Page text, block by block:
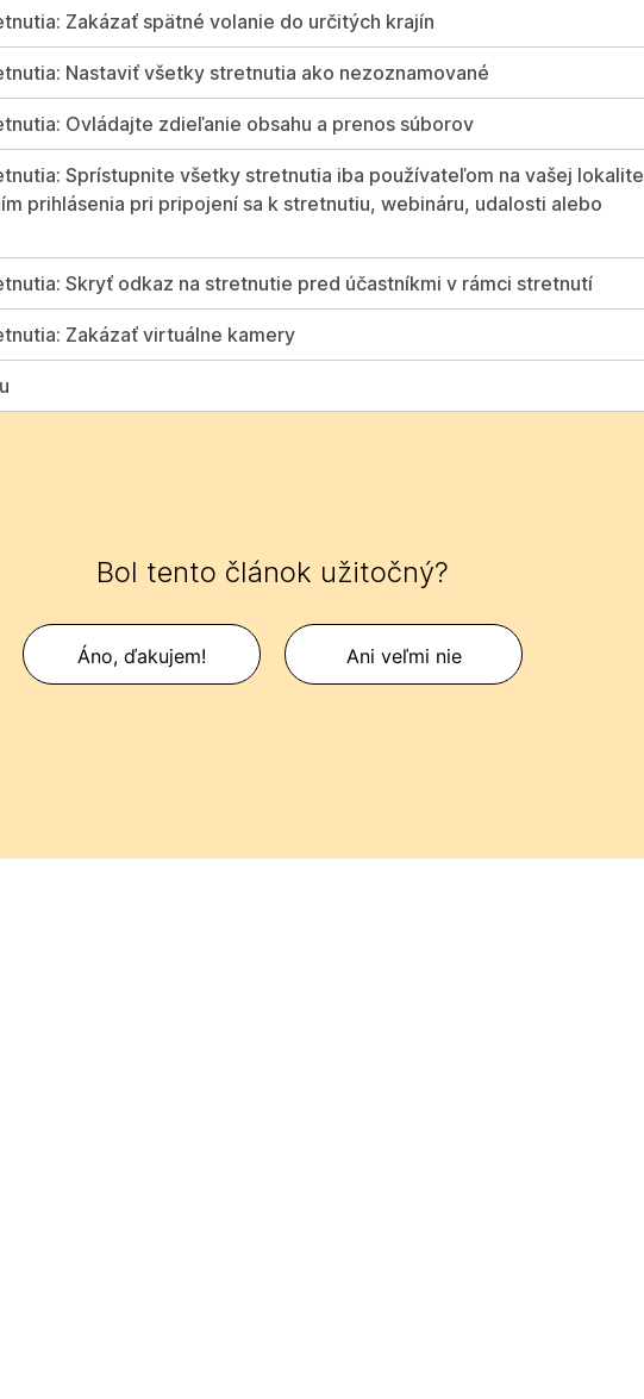
Zakázať spätné volanie do určitých krajín
Nastaviť všetky stretnutia ako nezoznamované
Ovládajte zdieľanie obsahu a prenos súborov
Sprístupnite všetky stretnutia iba používateľom na vašej lokalite
prihlásenia pri pripojení sa k stretnutiu, webináru, udalosti alebo
Skryť odkaz na stretnutie pred účastníkmi v rámci stretnutí
Zakázať virtuálne kamery
Bol tento článok užitočný?
Áno, ďakujem! Ani veľmi nie